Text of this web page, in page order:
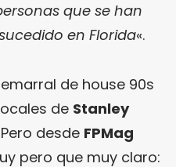
que se han
en Florida«.
de house 90s
de Stanley
desde FPMag
pero que muy claro: